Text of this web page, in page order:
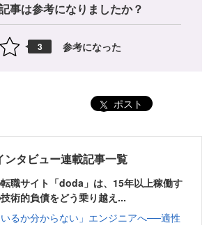
事は参考になりましたか？
3 参考になった
ポスト
ンタビュー連載記事一覧
職サイト「doda」は、15年以上稼働す
術的負債をどう乗り越え...
いるか分からない」エンジニアへ──適性